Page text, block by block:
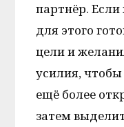
партнёр. Если
для этого
цели и
усилия,
ещё более
затем